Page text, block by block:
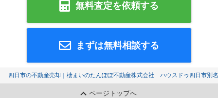
無料査定を依頼する
まずは無料相談する
四日市の不動産売却｜棲まいのたんぽぽ不動産株式会社 ハウスドゥ四日市別名
ページトップへ